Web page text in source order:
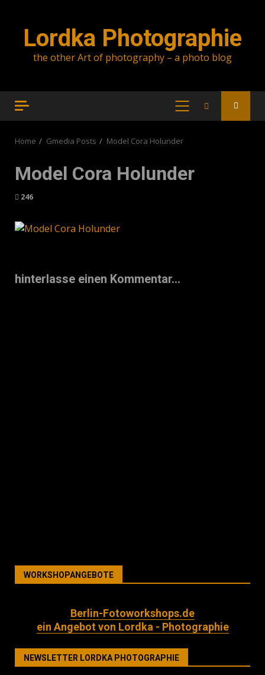
Lordka Photographie
the other Art of photography – a photo blog
PRIMARY
Home Gmedia Posts Model Cora Holunder
Model Cora Holunder
246
hinterlasse einen Kommentar...
WORKSHOPANGEBOTE
Berlin-Fotoworkshops.de
ein Angebot von Lordka - Photographie
NEWSLETTER LORDKA PHOTOGRAPHIE